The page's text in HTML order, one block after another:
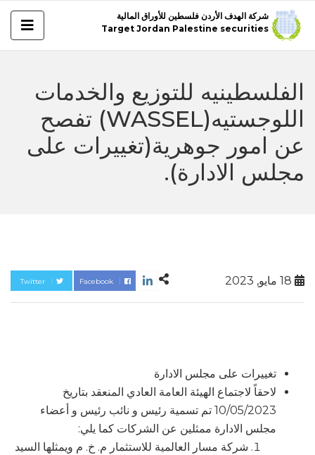
شركة الهدف الأردن فلسطين للأوراق المالية
Target Jordan Palestine securities
الفلسطينيه للتوزيع والخدمات
اللوجستيه(WASSEL) تفصح
عن امور جوهرية(تغييرات على
مجلس الادارة).
Twitter Facebook
تغييرات على مجلس الادارة
لاحقاً لاجتماع الهيئة العامة العادي المنعقد بتاريخ
10/05/2023 تم تسمية رئيس و نائب رئيس و أعضاء
مجلس الادارة ممثلين عن الشركات كما يلي:
شركة مسار العالمية للاستثمار م. خ. م ويمثلها السيد